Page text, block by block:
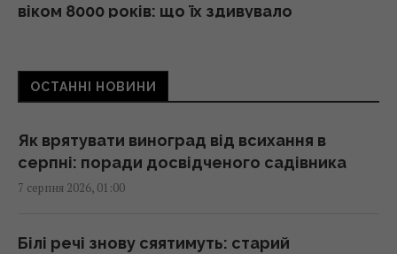
віком 8000 років: що їх здивувало
Атака дронів на Москву: аналітики оцінили
23:39 четвер, 06 серпня 2026
Жінки з дипломами частіше обирають
дослідження
ОСТАННІ НОВИНИ
Як врятувати виноград від всихання в
серпні: поради досвідченого садівника
7 серпня 2026, 01:00
Білі речі знову сяятимуть: старий